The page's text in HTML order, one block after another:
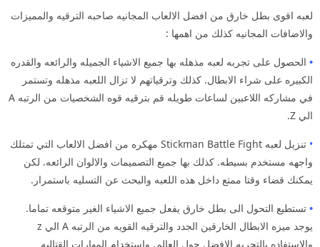
لعبه اقوى بطل خارق من افضل الالعاب المجانيه صاحبه الترقيه والمميزات
والاضافات المجانيه كذلك من اهمها :
• الحصول على تجربه لعبه مذهله بها جميع الاشياء الجميله والرائعه والقدره
الكبيره على شراء الابطال. كذلك وترقياتهم لا تزال اللعبه مذهله وتستمر
في مشاركه اللاعبين لساعات طويله قم بترقيه قوه الشخصيات من الرتبه A
الي Z.
•
تنزيل لعبه Stickman Battle Fight مهكره من افضل الالعاب التي تمتلك
واجهه مستخدم بسيطه. كذلك بها جميع التصميمات والالوان الرائعه. لكن
يمكنك قضاء وقتا ممتع داخل هذه اللعبه والبحث عن التسليه باستمرار.
• تستطيع التحول الى بطل خارق يفعل جميع الاشياء الغير متوقعه تماما.
يوجد ميزه الابطال الخارقين الجدد والترقيه القويه من الرتبه A الي z
والاستفاده بالتجربه الافضل حول العالم. واستخدام المهارات القتاليه